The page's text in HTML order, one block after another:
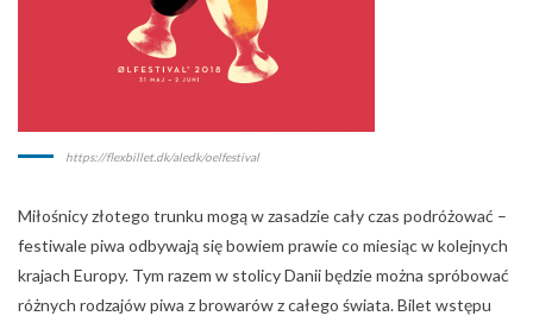
https://flexbillet.dk/aledk/oelfestival
Miłośnicy złotego trunku mogą w zasadzie cały czas podróżować –
festiwale piwa odbywają się bowiem prawie co miesiąc w kolejnych
krajach Europy. Tym razem w stolicy Danii będzie można spróbować
różnych rodzajów piwa z browarów z całego świata. Bilet wstępu